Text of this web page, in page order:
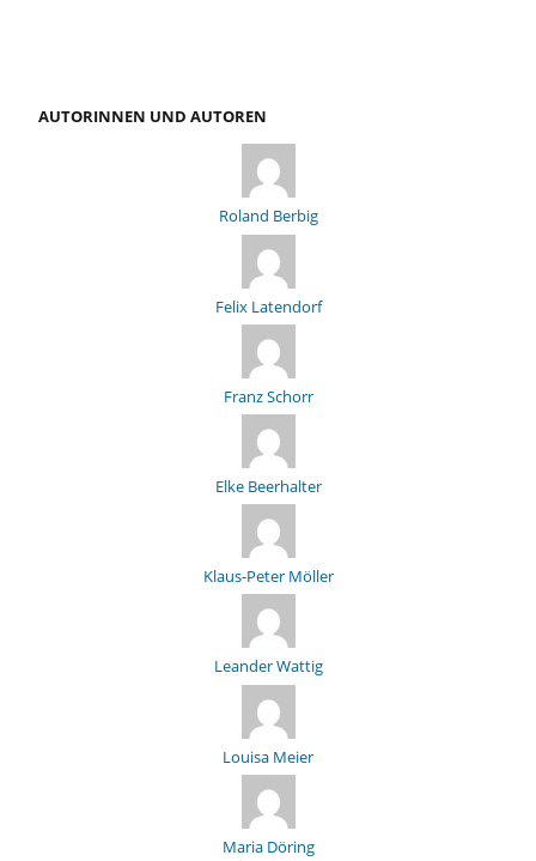
AUTORINNEN UND AUTOREN
Roland Berbig
Felix Latendorf
Franz Schorr
Elke Beerhalter
Klaus-Peter Möller
Leander Wattig
Louisa Meier
Maria Döring